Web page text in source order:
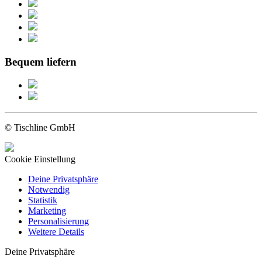
Bequem liefern
© Tischline GmbH
Cookie Einstellung
Deine Privatsphäre
Notwendig
Statistik
Marketing
Personalisierung
Weitere Details
Deine Privatsphäre